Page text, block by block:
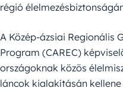
régió
A Közép-ázsiai Regionális
Program (CAREC)
országoknak közös
láncok kialakításán